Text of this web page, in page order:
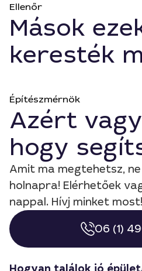
Ellenőr
Mások
keresték
Építészmérnök
Azért
hogy
Amit ma megtehetsz,
holnapra! Elérhetőek
nappal. Hívj minket most!
06 (1)